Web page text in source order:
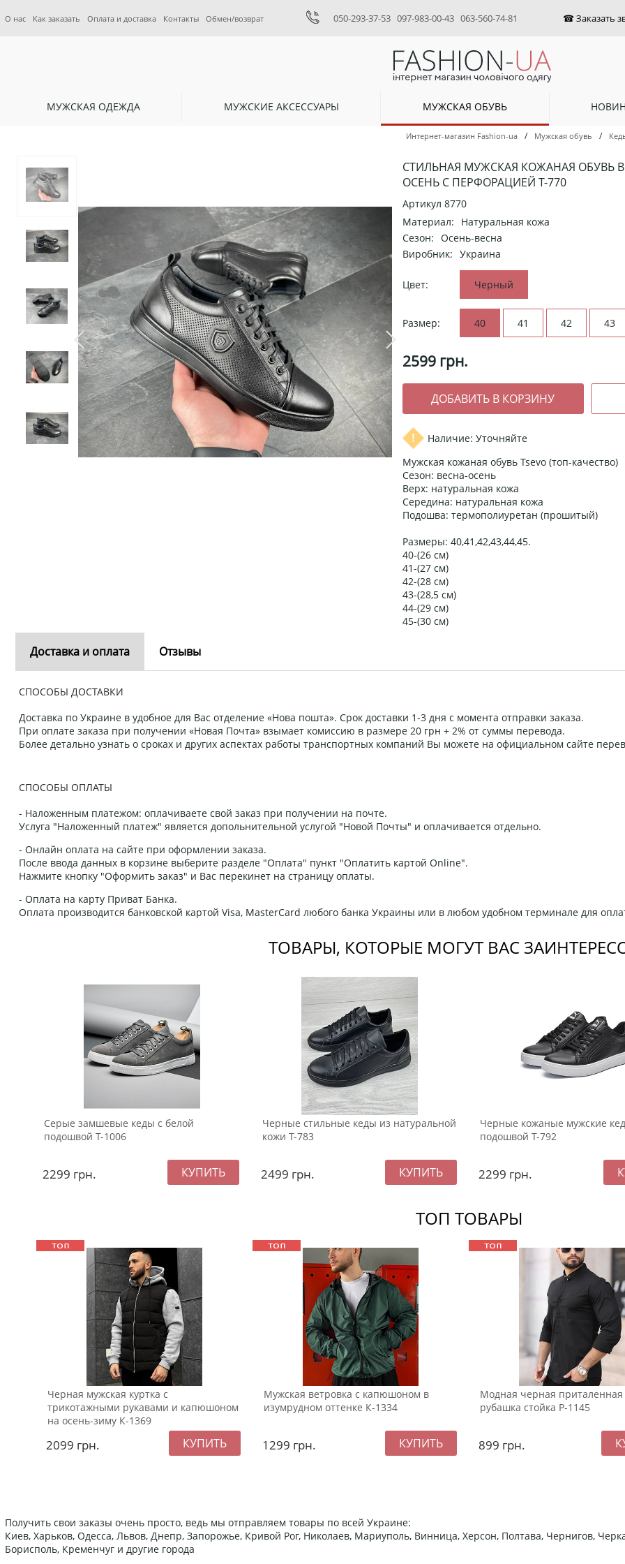
О нас Как заказать Оплата и доставка Контакты Обмен/возврат 050-293-37-53 097-983-00-43 063-560-74-81
МУЖСКАЯ ОДЕЖДА МУЖСКИЕ АКСЕССУАРЫ МУЖСКАЯ ОБУВЬ
Интернет-магазин Fashion-ua / Мужская обувь /
СТИЛЬНАЯ МУЖСКАЯ КОЖАНАЯ ОБУВЬ
ОСЕНЬ С ПЕРФОРАЦИЕЙ Т-770
Артикул 8770
Материал:
Натуральная кожа
Сезон: Осень-весна
Виробник: Украина
Цвет: Черный
Размер: 40 41 42 43
2599 грн.
Наличие: Уточняйте
Мужская кожаная обувь Tsevo (топ-качество)
Сезон: весна-осень
Верх: натуральная кожа
Середина: натуральная кожа
Подошва: термополиуретан (прошитый)
Размеры: 40,41,42,43,44,45.
40-(26 см)
41-(27 см)
42-(28 см)
43-(28,5 см)
44-(29 см)
45-(30 см)
Доставка и оплата Отзывы
СПОСОБЫ ДОСТАВКИ
Доставка по Украине в удобное для Вас отделение «Нова пошта». Срок доставки 1-3 дня с момента отправки заказа.
При оплате заказа при получении «Новая Почта» взымает комиссию в размере 20 грн + 2% от суммы перевода.
Более детально узнать о сроках и других аспектах работы транспортных компаний Вы можете на официальном сайте
СПОСОБЫ ОПЛАТЫ
- Наложенным платежом: оплачиваете свой заказ при получении на почте.
Услуга "Наложенный платеж" является допольнительной услугой "Новой Почты" и оплачивается отдельно.
- Онлайн оплата на сайте при оформлении заказа.
После ввода данных в корзине выберите разделе "Оплата" пункт "Оплатить картой Online".
Нажмите кнопку "Оформить заказ" и Вас перекинет на страницу оплаты.
- Оплата на карту Приват Банка.
Оплата производится банковской картой Visa, MasterCard любого банка Украины или в любом удобном терминале для
ТОВАРЫ, КОТОРЫЕ МОГУТ ВАС
Серые замшевые кеды с белой
подошвой Т-1006
2299 грн.
Черные стильные кеды из натуральной
кожи Т-783
2499 грн.
Черные кожаные мужские
подошвой Т-792
2299 грн.
ТОП ТОВАРЫ
Черная мужская куртка с
трикотажными рукавами и капюшоном
на осень-зиму К-1369
2099 грн.
Мужская ветровка с капюшоном в
изумрудном оттенке К-1334
1299 грн.
Модная черная приталенная
рубашка стойка Р-1145
899 грн.
Получить свои заказы очень просто, ведь мы отправляем товары по всей Украине:
Киев, Харьков, Одесса, Львов, Днепр, Запорожье, Кривой Рог, Николаев, Мариуполь, Винница, Херсон, Полтава, Чернигов,
Борисполь, Кременчуг и другие города